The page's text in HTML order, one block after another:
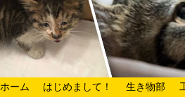
ホーム はじめまして！ 生き物部